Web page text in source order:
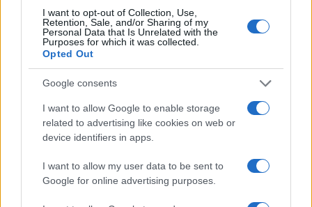
I want to opt-out of Collection, Use,
Retention, Sale, and/or Sharing of my
Personal Data that Is Unrelated with the
Purposes for which it was collected.
Opted Out
Google consents
I want to allow Google to enable storage
related to advertising like cookies on web or
device identifiers in apps.
I want to allow my user data to be sent to
Google for online advertising purposes.